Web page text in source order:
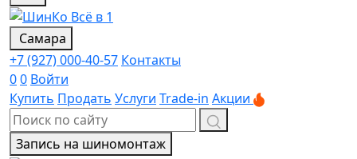
Самара
+7 (927) 000-40-57 Контакты
00 Войти
Купить Продать Услуги Trade-in Акции
Запись на шиномонтаж